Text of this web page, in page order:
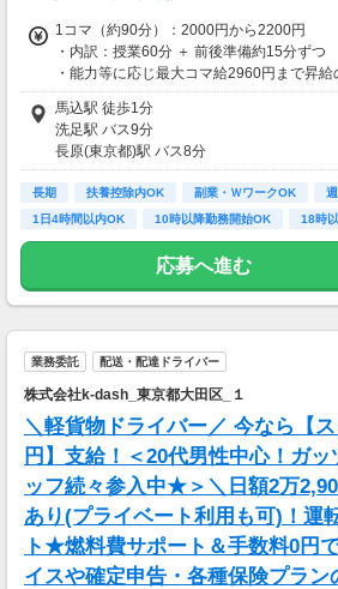
1コマ（約90分）：2000円から2200円
・内訳：授業60分 ＋ 前後準備約15分ずつ
・能力等に応じ最大コマ給2960円まで昇給
能性あり
▼収入例
1日3レッスン担当の場合（15:35から19:25勤
・時給換算で1565円になります
▼研修・試用期間
・本部研修時（2か月）：時給1240円
・試用期間：3か月
馬込駅 徒歩1分
洗足駅 バス9分
長原(東京都)駅 バス8分
・洗足駅入り口から東急バス森91で約9分
込駅前降車 徒歩1分
・長原から東急バス森91で約8分、馬込駅
車 徒歩1分
長期 扶養控除内OK 副業・ＷワークOK
1日4時間以内OK
10時以降勤務開始OK 18時
土日祝休み
応募へ進む
業務委託 配送・配達ドライバー
株式会社k-dash_東京都大田区_１
＼軽貨物ドライバー／ 今なら【
円】支給！＜20代男性中心！ガ
ッフ続々参入中★＞＼日額2万
あり(プライベート利用も可)！運
ト★燃料費サポート＆手数料0円
イスや確定申告・各種保険プラン